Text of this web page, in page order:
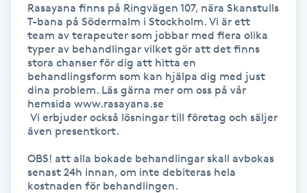
Kinesisk medicin
Kiropraktik
Klangmassage
Klippning
Klippning & Slingor
Rasayana finns på Ringvägen 107, nära Skanstulls
T-bana på Södermalm i Stockholm. Vi är ett
team av terapeuter som jobbar med flera olika
typer av behandlingar vilket gör att det finns
stora chanser för dig att hitta en
behandlingsform som kan hjälpa dig med just
dina problem. Läs gärna mer om oss på vår
hemsida www.rasayana.se
även presentkort.
OBS! att alla bokade behandlingar skall avbokas
senast 24h innan, om inte debiteras hela
kostnaden för behandlingen.